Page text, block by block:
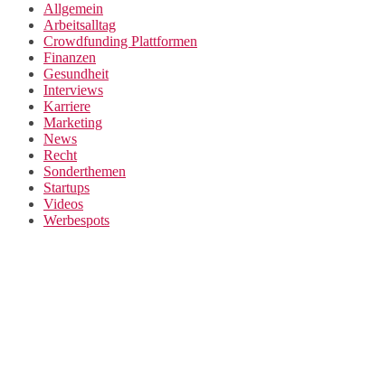
Allgemein
Arbeitsalltag
Crowdfunding Plattformen
Finanzen
Gesundheit
Interviews
Karriere
Marketing
News
Recht
Sonderthemen
Startups
Videos
Werbespots